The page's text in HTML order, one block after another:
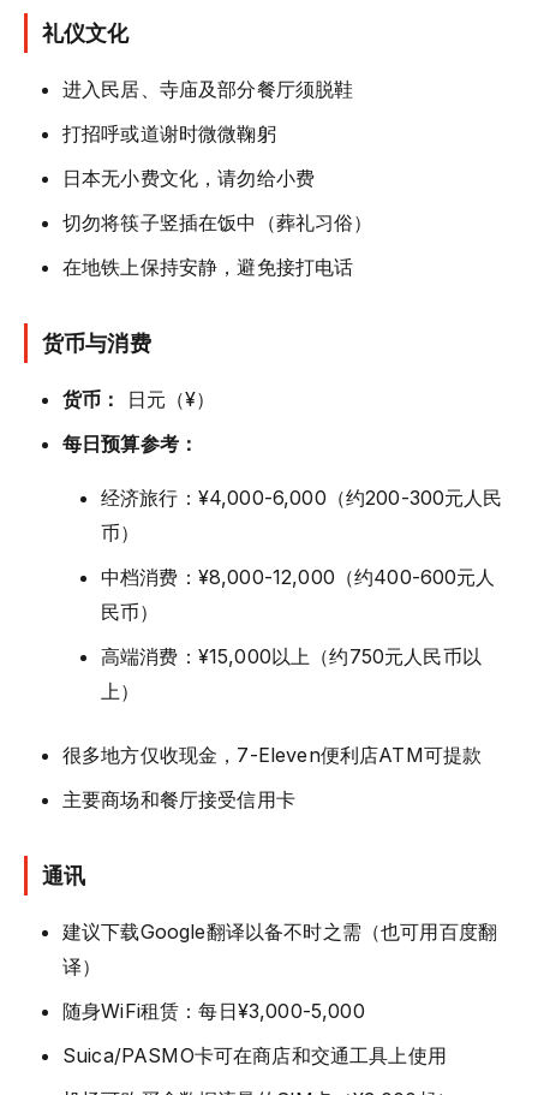
礼仪文化
进入民居、寺庙及部分餐厅须脱鞋
打招呼或道谢时微微鞠躬
日本无小费文化，请勿给小费
切勿将筷子竖插在饭中（葬礼习俗）
在地铁上保持安静，避免接打电话
货币与消费
货币：
日元（¥）
每日预算参考：
经济旅行：¥4,000-6,000（约200-300元人民
币）
中档消费：¥8,000-12,000（约400-600元人
民币）
高端消费：¥15,000以上（约750元人民币以
上）
很多地方仅收现金，7-Eleven便利店ATM可提款
主要商场和餐厅接受信用卡
通讯
建议下载Google翻译以备不时之需（也可用百度翻
译）
随身WiFi租赁：每日¥3,000-5,000
Suica/PASMO卡可在商店和交通工具上使用